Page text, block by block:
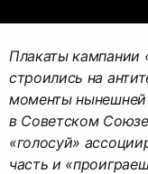
Плакаты кампании
строились на
моменты нынешней
в Советском
«голосуй»
часть и